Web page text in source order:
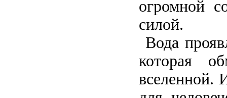
огромной
силой.
Вода
которая
вселенной.